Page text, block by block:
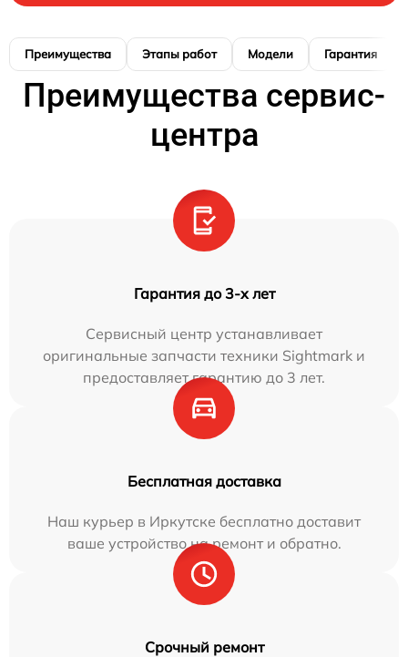
Преимущества Этапы работ Модели Гарантия
Преимущества сервис-
центра
Гарантия до 3-х лет
Сервисный центр устанавливает
оригинальные запчасти техники Sightmark и
предоставляет гарантию до 3 лет.
Бесплатная доставка
Наш курьер в Иркутске бесплатно доставит
ваше устройство на ремонт и обратно.
Срочный ремонт